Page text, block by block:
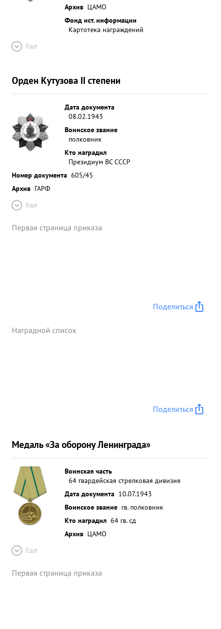
Архив ЦАМО
Фонд ист. информации
Картотека награждений
Ещё
Орден Кутузова II степени
Дата документа
08.02.1943
Воинское звание
полковник
Кто наградил
Президиум ВС СССР
Номер документа 605/45
Архив ГАРФ
Ещё
Первая страница приказа
Поделиться
Наградной список
Поделиться
Медаль «За оборону Ленинграда»
Воинская часть
64 гвардейская стрелковая дивизия
Дата документа 10.07.1943
Воинское звание гв. полковник
Кто наградил 64 гв. сд
Архив ЦАМО
Ещё
Первая страница приказа